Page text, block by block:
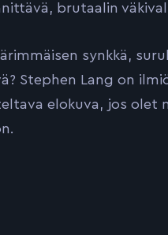
brutaalin
synkkä,
Stephen Lang on
elokuva, jos olet